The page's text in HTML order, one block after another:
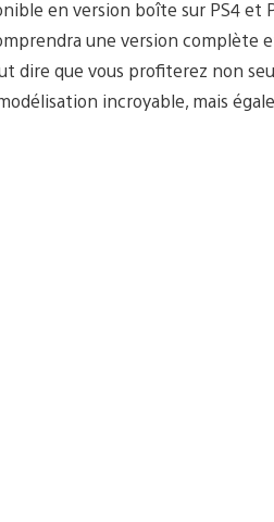
en version boîte sur PS4 et
une version complète
dire que vous profiterez non
incroyable, mais